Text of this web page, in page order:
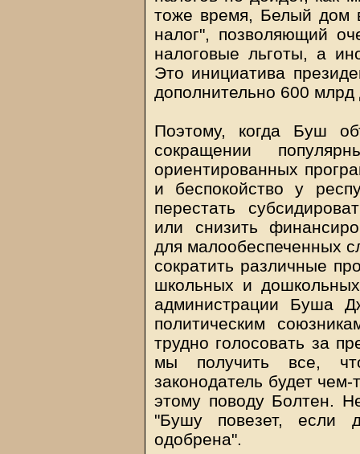
тоже время, Белый дом
налог", позволяющий
налоговые льготы, а
Это инициатива
дополнительно 600 млрд
Поэтому, когда Буш
сокращении
ориентированных
и беспокойство у
перестать
или снизить
для малообеспеченных
сократить различные
школьных и
администрации Буша
политическим
трудно голосовать за
мы получить все,
законодатель будет
этому поводу Болтен.
"Бушу повезет, если
одобрена".